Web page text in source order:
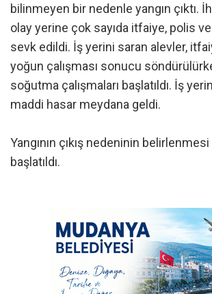
bilinmeyen bir nedenle yangın çıktı.
olay yerine çok sayıda itfaiye, polis
sevk edildi. İş yerini saran alevler,
yoğun çalışması sonucu
soğutma çalışmaları başlatıldı. İş
maddi hasar meydana geldi.
Yangının çıkış nedeninin
başlatıldı.